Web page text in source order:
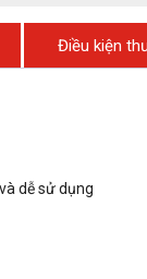
Điều kiện
dễ sử dụng